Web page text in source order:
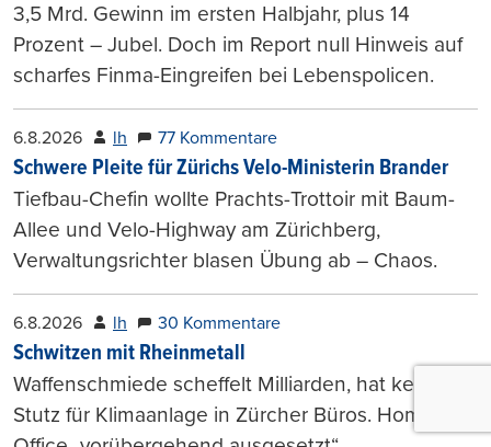
3,5 Mrd. Gewinn im ersten Halbjahr, plus 14
Prozent – Jubel. Doch im Report null Hinweis auf
scharfes Finma-Eingreifen bei Lebenspolicen.
6.8.2026 lh 77 Kommentare
Schwere Pleite für Zürichs Velo-Ministerin Brander
Tiefbau-Chefin wollte Prachts-Trottoir mit Baum-
Allee und Velo-Highway am Zürichberg,
Verwaltungsrichter blasen Übung ab – Chaos.
6.8.2026 lh 30 Kommentare
Schwitzen mit Rheinmetall
Waffenschmiede scheffelt Milliarden, hat kein
Stutz für Klimaanlage in Zürcher Büros. Home